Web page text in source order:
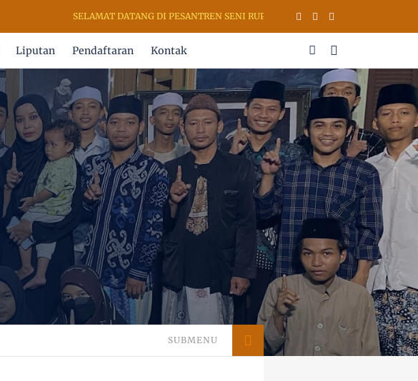
SELAMAT DATANG DI PESANTREN SENI RUPA & KALIGRAFI AL QURAN (PSKQ MODERN)
Liputan Pendaftaran Kontak
SUBMENU